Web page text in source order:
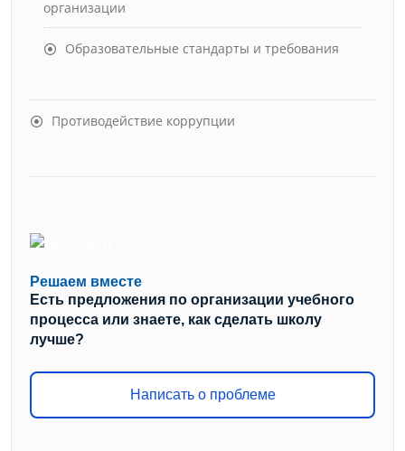
организации
Образовательные стандарты и требования
Противодействие коррупции
Решаем вместе
Есть предложения по организации учебного
процесса или знаете, как сделать школу
лучше?
Написать о проблеме